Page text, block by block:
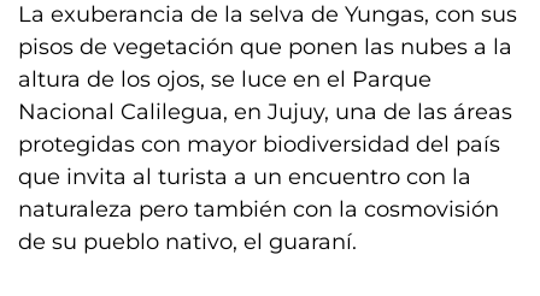
La exuberancia de la selva de Yungas, con sus
pisos de vegetación que ponen las nubes a la
altura de los ojos, se luce en el Parque
Nacional Calilegua, en Jujuy, una de las áreas
protegidas con mayor biodiversidad del país
que invita al turista a un encuentro con la
naturaleza pero también con la cosmovisión
de su pueblo nativo, el guaraní.